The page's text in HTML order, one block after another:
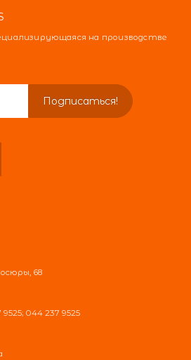
на производстве
68
044 237 9525